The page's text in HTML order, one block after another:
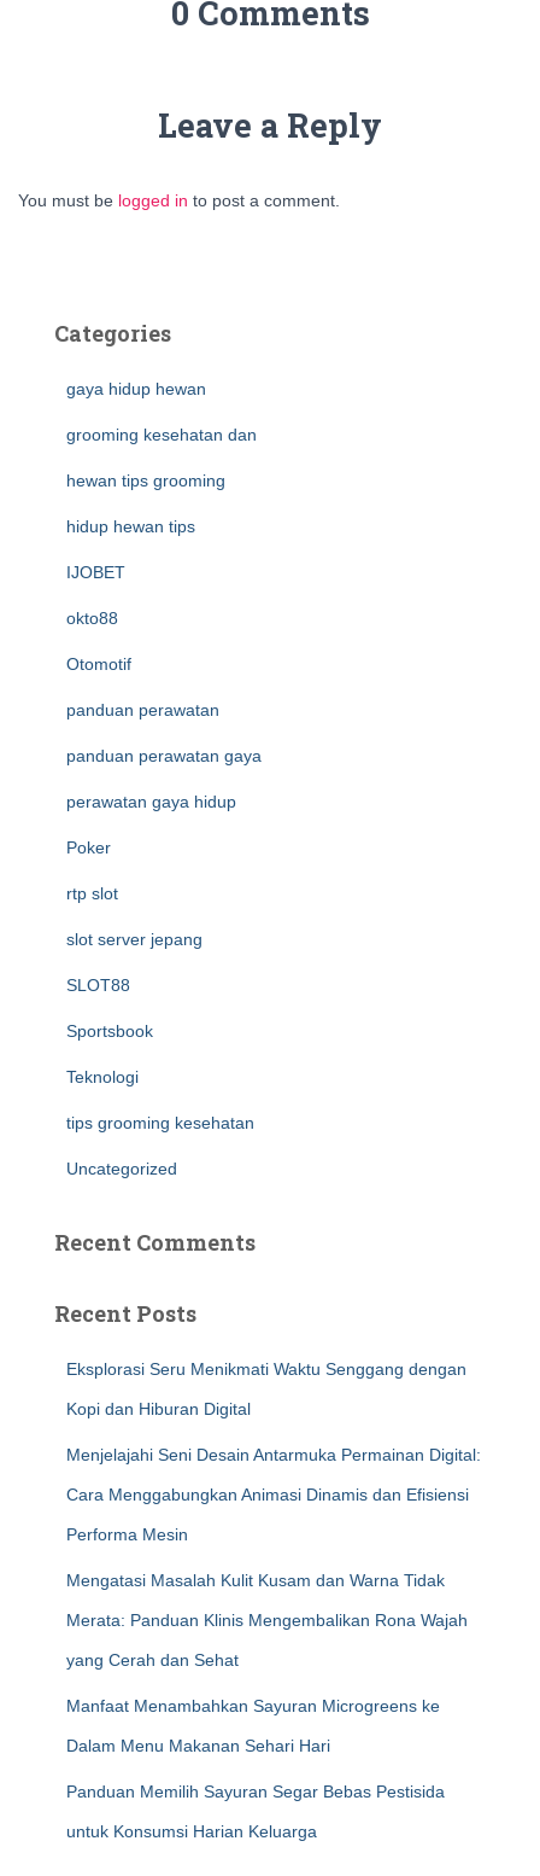
0 Comments
Leave a Reply
You must be logged in to post a comment.
Categories
gaya hidup hewan
grooming kesehatan dan
hewan tips grooming
hidup hewan tips
IJOBET
okto88
Otomotif
panduan perawatan
panduan perawatan gaya
perawatan gaya hidup
Poker
rtp slot
slot server jepang
SLOT88
Sportsbook
Teknologi
tips grooming kesehatan
Uncategorized
Recent Comments
Recent Posts
Eksplorasi Seru Menikmati Waktu Senggang dengan
Kopi dan Hiburan Digital
Menjelajahi Seni Desain Antarmuka Permainan Digital:
Cara Menggabungkan Animasi Dinamis dan Efisiensi
Performa Mesin
Mengatasi Masalah Kulit Kusam dan Warna Tidak
Merata: Panduan Klinis Mengembalikan Rona Wajah
yang Cerah dan Sehat
Manfaat Menambahkan Sayuran Microgreens ke
Dalam Menu Makanan Sehari Hari
Panduan Memilih Sayuran Segar Bebas Pestisida
untuk Konsumsi Harian Keluarga